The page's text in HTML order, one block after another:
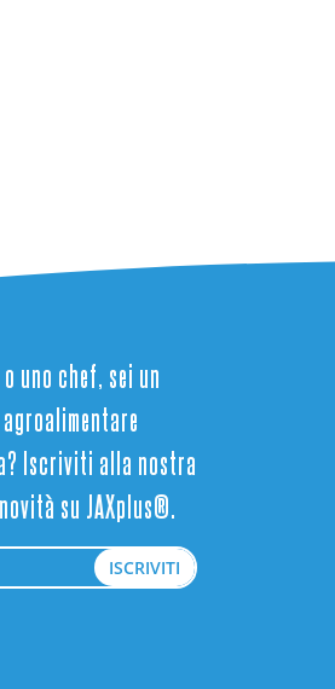
uno chef, sei un
Iscriviti alla nostra
su JAXplus®.